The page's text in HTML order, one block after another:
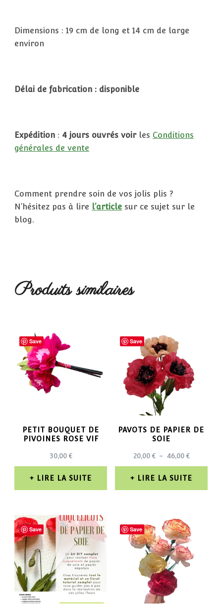
Dimensions : 19 cm de long et 14 cm de large
environ
Délai de fabrication : disponible
Expédition : 4 jours ouvrés voirles Conditions
générales de vente
Comment prendre soin de vos jolis plis ?
N’hésitez pas à lire l’article sur ce sujet sur le
blog.
Produits similaires
Save
PETIT BOUQUET DE
PIVOINES ROSE VIF
30,00€
LIRE LA SUITE
Save
PAVOTS DE PAPIER DE
SOIE
20,00 € – 46,00 €PLAGE
DE
PRIX :
LIRE LA SUITE
Save Save